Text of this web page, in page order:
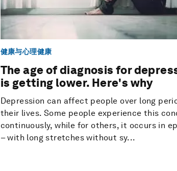
健康与心理健康
The age of diagnosis for
is getting lower. Here's why
Depression can affect people over long
their lives. Some people experience this
continuously, while for others, it occurs in
– with long stretches without sy...